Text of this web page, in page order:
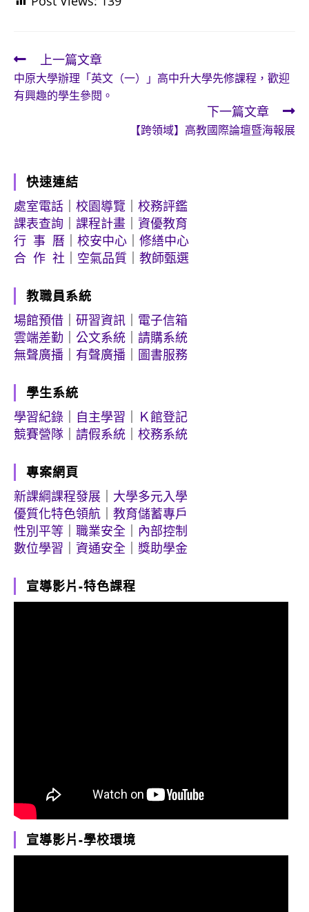
Read
more
articles
上一篇文章
中原大學辦理「英文（一）」高中升大學先修課程，歡迎
有興趣的學生參閱。
下一篇文章
【跨領域】高教國際論壇暨海報展
快速連結
處室電話
校園導覽
校務評鑑
課表查詢
課程計畫
資優教育
行 事 曆
校安中心
修繕中心
合 作 社
空氣品質 教師甄選
教職員系統
場館預借
研習資訊
電子信箱
雲端差勤
公文系統
請購系統
無聲廣播
有聲廣播 圖書服務
學生系統
學習紀錄
自主學習
Ｋ館登記
競賽營隊
請假系統 校務系統
專案網頁
新課綱課程發展
大學多元入學
優質化特色領航
教育儲蓄專戶
性別平等
職業安全
內部控制
數位學習
資通安全 獎助學金
宣導影片-特色課程
宣導影片-學校環境